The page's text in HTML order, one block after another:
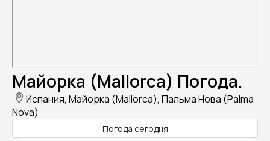
Майорка (Mallorca) Погода.
Испания, Майорка (Mallorca), Пальма Нова (Palma
Nova)
Погода сегодня